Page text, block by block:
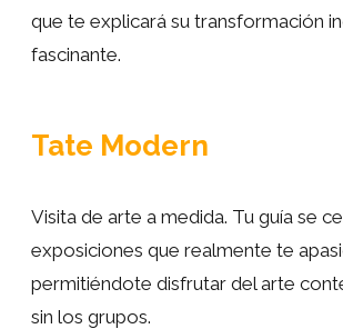
que te explicará su transformación
fascinante.
Tate Modern
Visita de arte a medida. Tu guía se
exposiciones que realmente te
permitiéndote disfrutar del arte
sin los grupos.